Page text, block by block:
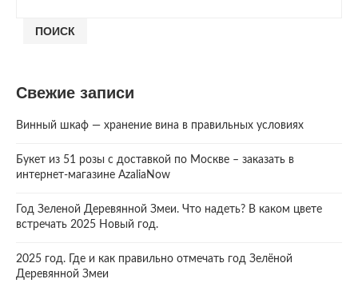
ПОИСК
Свежие записи
Винный шкаф — хранение вина в правильных условиях
Букет из 51 розы с доставкой по Москве – заказать в
интернет-магазине AzaliaNow
Год Зеленой Деревянной Змеи. Что надеть? В каком цвете
встречать 2025 Новый год.
2025 год. Где и как правильно отмечать год Зелёной
Деревянной Змеи